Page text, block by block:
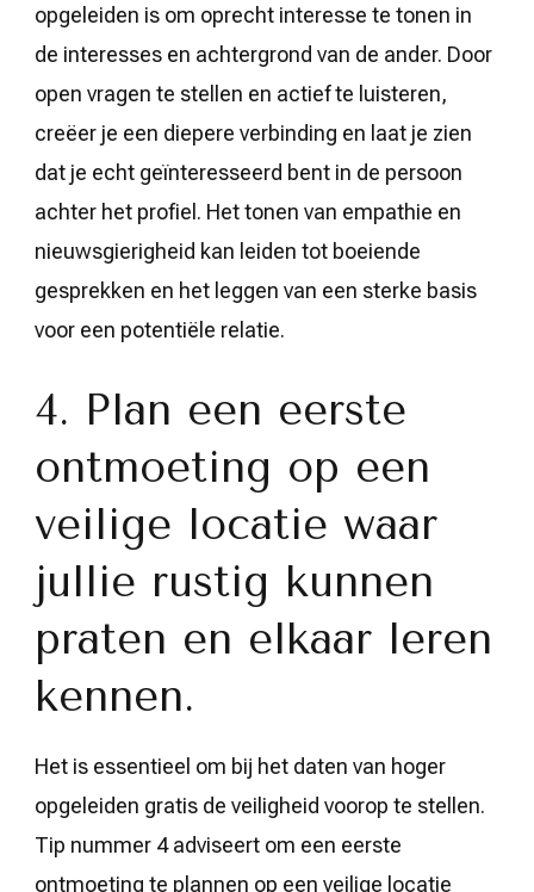
opgeleiden is om oprecht interesse te tonen in
de interesses en achtergrond van de ander. Door
open vragen te stellen en actief te luisteren,
creëer je een diepere verbinding en laat je zien
dat je echt geïnteresseerd bent in de persoon
achter het profiel. Het tonen van empathie en
nieuwsgierigheid kan leiden tot boeiende
gesprekken en het leggen van een sterke basis
voor een potentiële relatie.
4. Plan een eerste
ontmoeting op een
veilige locatie waar
jullie rustig kunnen
praten en elkaar leren
kennen.
Het is essentieel om bij het daten van hoger
opgeleiden gratis de veiligheid voorop te stellen.
Tip nummer 4 adviseert om een eerste
ontmoeting te plannen op een veilige locatie